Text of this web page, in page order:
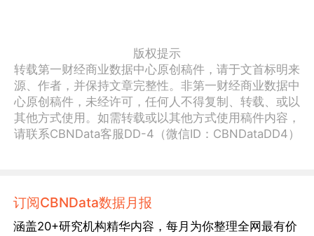
版权提示
转载第一财经商业数据中心原创稿件，请于文首标明来
源、作者，并保持文章完整性。非第一财经商业数据中
心原创稿件，未经许可，任何人不得复制、转载、或以
其他方式使用。如需转载或以其他方式使用稿件内容，
请联系CBNData客服DD-4（微信ID：CBNDataDD4）
订阅CBNData数据月报
涵盖20+研究机构精华内容，每月为你整理全网最有价